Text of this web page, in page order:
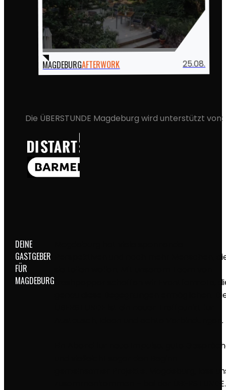
MAGDEBURGAFTERWORK 25.08.
Die ÜBERSTUNDE Magdeburg wird unterstützt von:
DEINE
GASTGEBER
FÜR
MAGDEBURG
Perspektiven und noch mehr Menschen,
freshpepper schaffen wir Eventformate,
genau diese Begegnungen ermöglichen.
Austausch, Ideen und echte Verbindungen.
Ein Abend für neue Impulse, gute
gemeinsamer Projekte. Magdeburg, lass
zusammenkommen – bei der ÜBERSTUNDE.